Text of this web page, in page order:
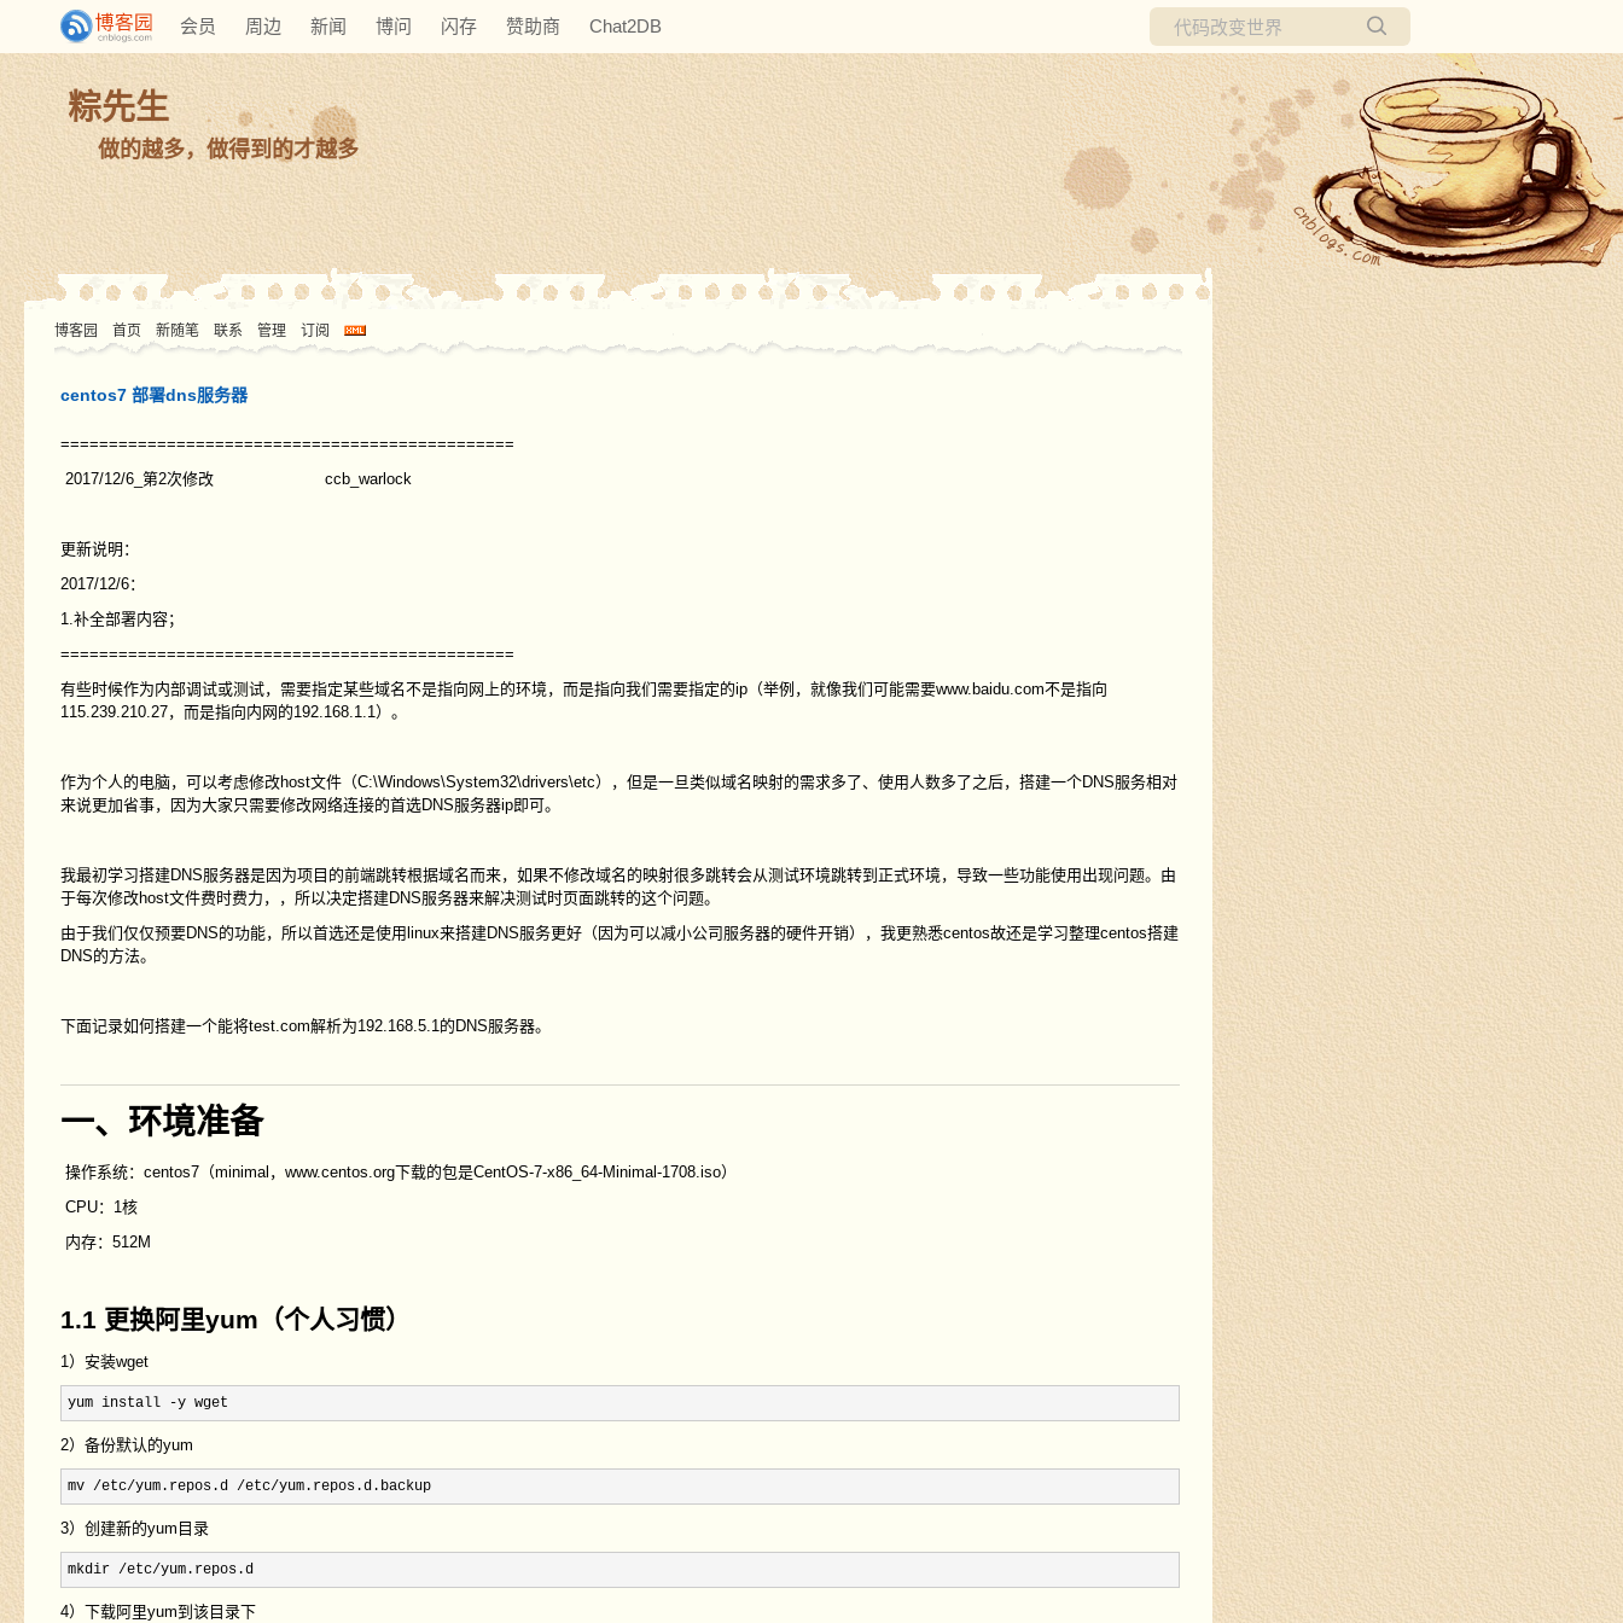
会员 周边 新闻 博问 闪存 赞助商 Chat2DB
所有博客
当前博客
粽先生
做的越多，做得到的才越多
博客园 首页 新随笔 联系 管理 订阅
centos7 部署dns服务器
===============================================
2017/12/6_第2次修改
ccb_warlock
更新说明：
2017/12/6：
1.补全部署内容；
===============================================
有些时候作为内部调试或测试，需要指定某些域名不是指向网上的环境，而是指向我们需要指定的ip（举例，就像我们可能需要www.baidu.com不是指向
115.239.210.27，而是指向内网的192.168.1.1）。
作为个人的电脑，可以考虑修改host文件（C:\Windows\System32\drivers\etc），但是一旦类似域名映射的需求多了、使用人数多了之后，搭建一个DNS服务相对
来说更加省事，因为大家只需要修改网络连接的首选DNS服务器ip即可。
我最初学习搭建DNS服务器是因为项目的前端跳转根据域名而来，如果不修改域名的映射很多跳转会从测试环境跳转到正式环境，导致一些功能使用出现问题。由
于每次修改host文件费时费力，，所以决定搭建DNS服务器来解决测试时页面跳转的这个问题。
由于我们仅仅预要DNS的功能，所以首选还是使用linux来搭建DNS服务更好（因为可以减小公司服务器的硬件开销），我更熟悉centos故还是学习整理centos搭建
DNS的方法。
下面记录如何搭建一个能将test.com解析为192.168.5.1的DNS服务器。
一、环境准备
操作系统：centos7（minimal，www.centos.org下载的包是CentOS-7-x86_64-Minimal-1708.iso）
CPU：1核
内存：512M
1.1 更换阿里yum（个人习惯）
1）安装wget
yum install -y wget
2）备份默认的yum
mv /etc/yum.repos.d /etc/yum.repos.d.backup
3）创建新的yum目录
mkdir /etc/yum.repos.d
4）下载阿里yum到该目录下